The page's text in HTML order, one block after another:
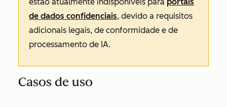
de dados confidenciais, devido a requisitos
adicionais legais, de conformidade e de
processamento de IA.
Casos de uso